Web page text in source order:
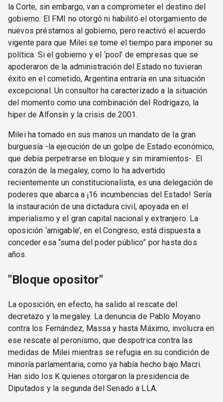
la Corte, sin embargo, van a comprometer el destino del
gobierno. El FMI no otorgó ni habilitó el otorgamiento de
nuevos préstamos al gobierno, pero reactivó el acuerdo
vigente para que Milei se tome el tiempo para imponer su
política. Si el gobierno y el ‘pool’ de empresas que se
apoderaron de la administración del Estado no tuvieran
éxito en el cometido, Argentina entraría en una situación
excepcional. Un consultor ha caracterizado a la situación
del momento como una combinación del Rodrigazo, la
hiper de Alfonsín y la crisis de 2001.
Milei ha tomado en sus manos un mandato de la gran
burguesía -la ejecución de un golpe de Estado económico,
que debía perpetrarse en bloque y sin miramientos-. El
corazón de la megaley, como lo ha advertido
recientemente un constitucionalista, es una delegación de
poderes que abarca a ¡16 incumbencias del Estado! Sería
la instauración de una dictadura civil, apoyada en el
imperialismo y el gran capital nacional y extranjero. La
oposición ‘amigable’, en el Congreso, está dispuesta a
conceder esa “suma del poder público” por hasta dos
años.
"Bloque opositor"
La oposición, en efecto, ha salido al rescate del
decretazo y la megaley. La denuncia de Pablo Moyano
contra los Fernández, Massa y hasta Máximo, involucra en
ese rescate al peronismo, que despotrica contra las
medidas de Milei mientras se refugia en su condición de
minoría parlamentaria, como ya había hecho bajo Macri.
Han sido los K quienes otorgaron la presidencia de
Diputados y la segunda del Senado a LLA.